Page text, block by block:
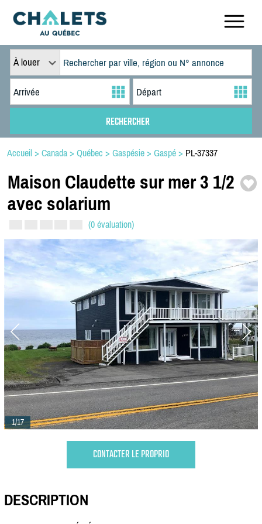
À louer
Accueil > Canada > Québec > Gaspésie > Gaspé > PL-37337
Maison Claudette sur mer 3 1/2
avec solarium
(0 évaluation)
1/17
CONTACTER LE PROPRIO
DESCRIPTION